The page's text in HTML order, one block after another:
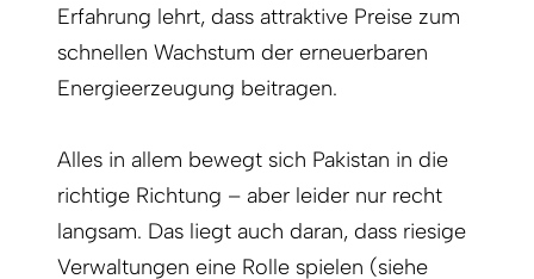
Erfahrung lehrt, dass attraktive Preise zum
schnellen Wachstum der erneuerbaren
Energieerzeugung beitragen.
Alles in allem bewegt sich Pakistan in die
richtige Richtung – aber leider nur recht
langsam. Das liegt auch daran, dass riesige
Verwaltungen eine Rolle spielen (siehe